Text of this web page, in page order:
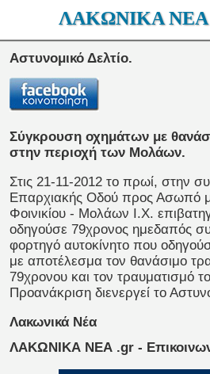
ΛΑΚΩΝΙΚΑ ΝΕΑ
Αστυνομικό Δελτίο.
Σύγκρουση οχημάτων με
στην περιοχή των Μολάων.
Στις 21-11-2012 το πρωί, στην
Επαρχιακής Οδού προς Ασωπό
Φοινικίου - Μολάων Ι.Χ.
οδηγούσε 79χρονος ημεδαπός
φορτηγό αυτοκίνητο που
με αποτέλεσμα τον θανάσιμο
79χρονου και τον τραυματισμό
Προανάκριση διενεργεί το
Λακωνικά Νέα
ΛΑΚΩΝΙΚΑ ΝΕΑ .gr -